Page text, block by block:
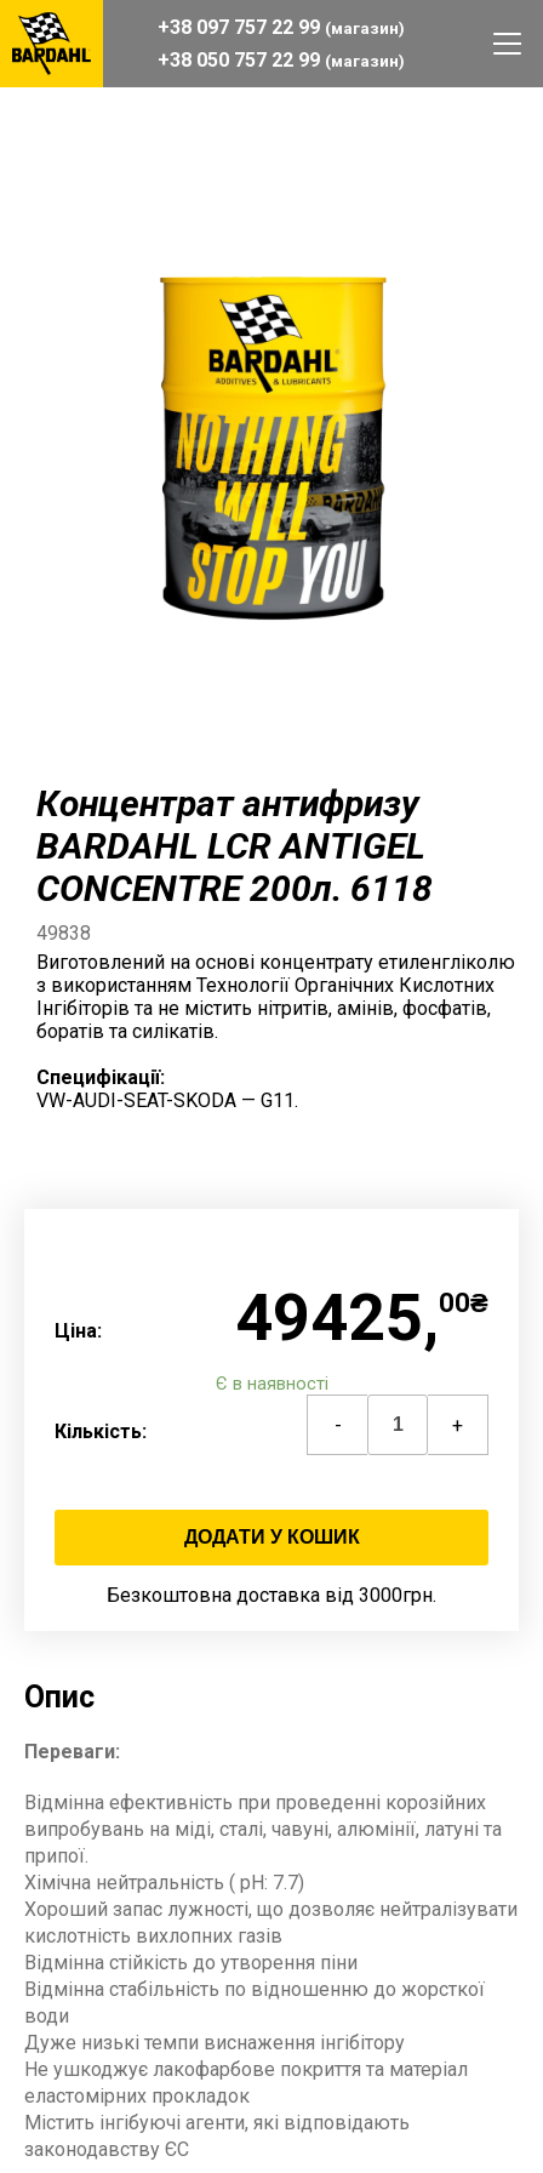
+38 097 757 22 99 (магазин)
+38 050 757 22 99 (магазин)
Концентрат антифризу
BARDAHL LCR ANTIGEL
CONCENTRE 200л. 6118
49838
Виготовлений на основі концентрату етиленгліколю
з використанням Технології Органічних Кислотних
Інгібіторів та не містить нітритів, амінів, фосфатів,
боратів та силікатів.
Специфікації:
VW-AUDI-SEAT-SKODA — G11.
Ціна: 49425,00₴
Є в наявності
Кількість: - +
ДОДАТИ У КОШИК
Безкоштовна доставка від 3000грн.
Опис
Переваги:
Відмінна ефективність при проведенні корозійних
випробувань на міді, сталі, чавуні, алюмінії, латуні та
припої.
Хімічна нейтральність ( pH: 7.7)
Хороший запас лужності, що дозволяє нейтралізувати
кислотність вихлопних газів
Відмінна стійкість до утворення піни
Відмінна стабільність по відношенню до жорсткої
води
Дуже низькі темпи виснаження інгібітору
Не ушкоджує лакофарбове покриття та матеріал
еластомірних прокладок
Містить інгібуючі агенти, які відповідають
законодавству ЄС